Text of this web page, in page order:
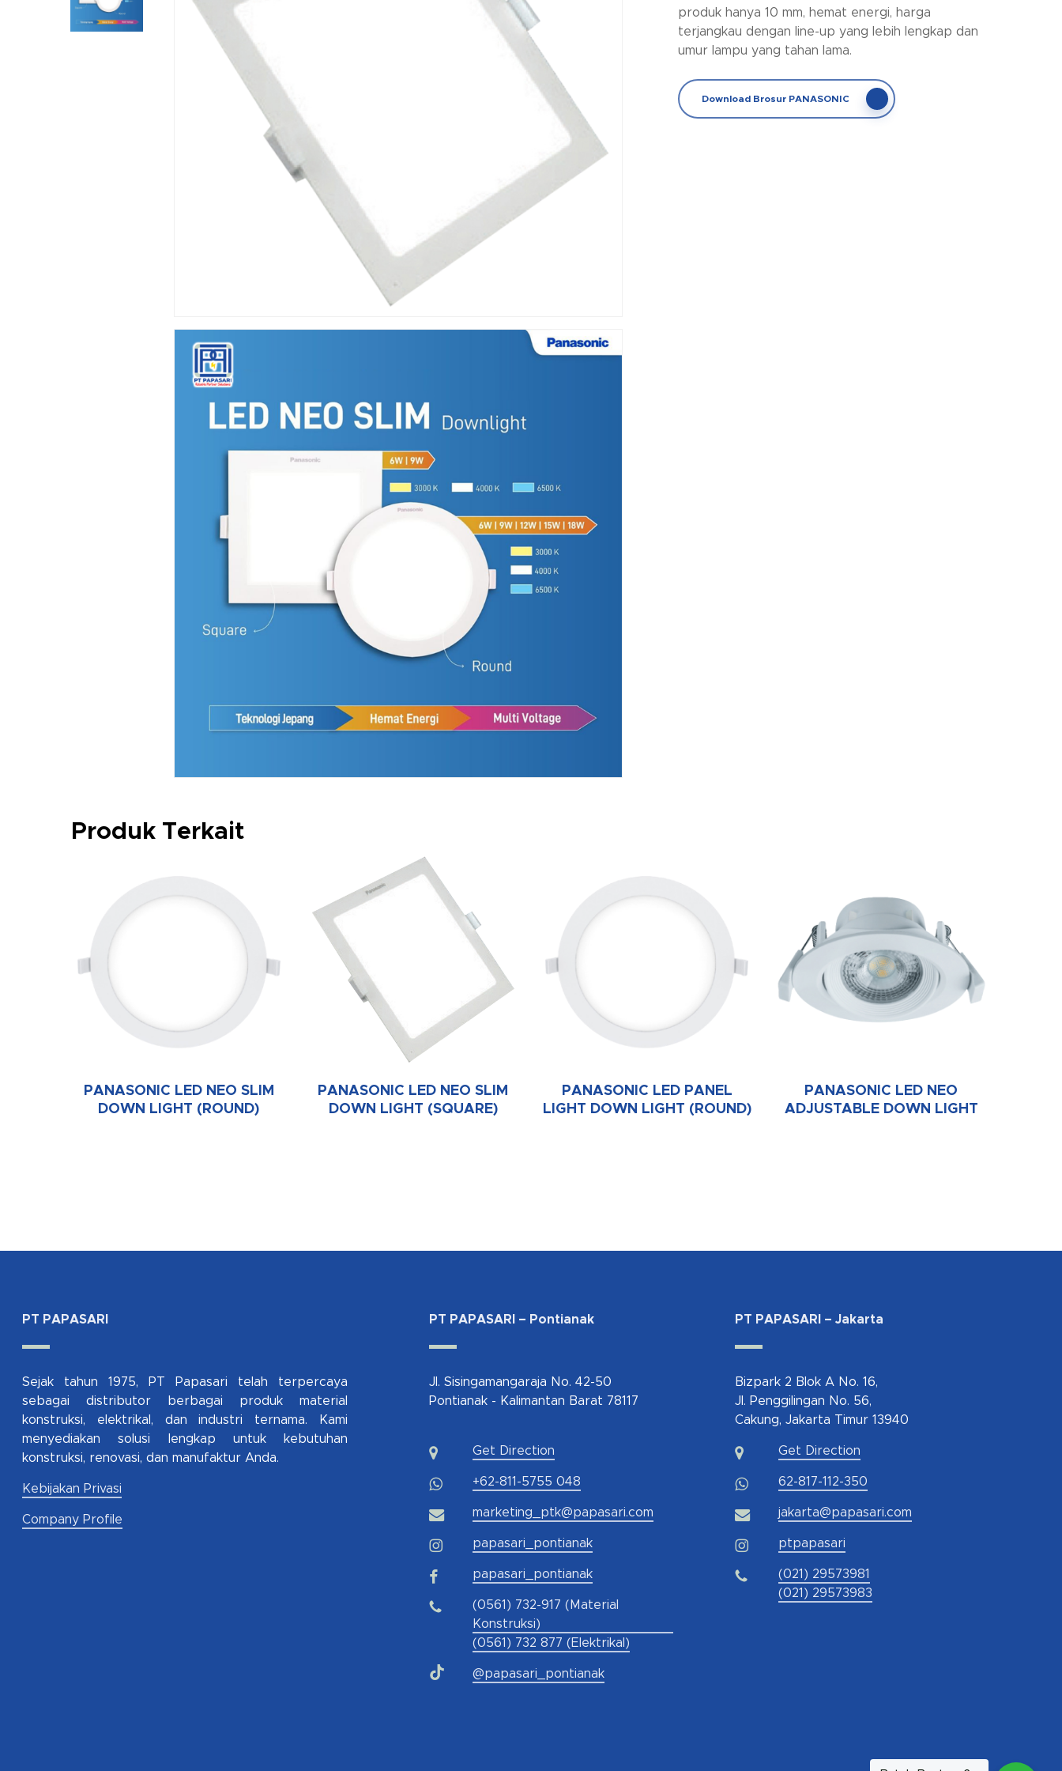
produk hanya 10 mm, hemat energi, harga
terjangkau dengan line-up yang lebih lengkap dan
umur lampu yang tahan lama.
Download Brosur PANASONIC
Produk Terkait
PANASONIC LED NEO SLIM
DOWN LIGHT (ROUND)
PANASONIC LED NEO SLIM
DOWN LIGHT (SQUARE)
PANASONIC LED PANEL
LIGHT DOWN LIGHT (ROUND)
PANASONIC LED NEO
ADJUSTABLE DOWN LIGHT
PT PAPASARI
Sejak tahun 1975, PT Papasari telah terpercaya
sebagai distributor berbagai produk material
konstruksi, elektrikal, dan industri ternama. Kami
menyediakan solusi lengkap untuk kebutuhan
konstruksi, renovasi, dan manufaktur Anda.
Kebijakan Privasi
Company Profile
PT PAPASARI – Pontianak
Jl. Sisingamangaraja No. 42-50
Pontianak - Kalimantan Barat 78117
Get Direction
+62-811-5755 048
marketing_ptk@papasari.com
papasari_pontianak
papasari_pontianak
(0561) 732-917 (Material
Konstruksi)
(0561) 732 877 (Elektrikal)
@papasari_pontianak
PT PAPASARI – Jakarta
Bizpark 2 Blok A No. 16,
Jl. Penggilingan No. 56,
Cakung, Jakarta Timur 13940
Get Direction
62-817-112-350
jakarta@papasari.com
ptpapasari
(021) 29573981
(021) 29573983